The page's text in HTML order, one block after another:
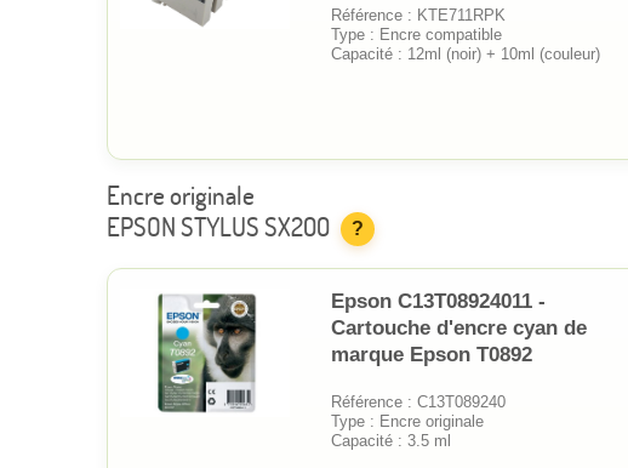
Référence : KTE711RPK
Type : Encre compatible
Capacité : 12ml (noir) + 10ml (couleur)
Encre originale
EPSON STYLUS SX200
?
Epson C13T08924011 -
Cartouche d'encre cyan de
marque Epson T0892
Référence : C13T089240
Type : Encre originale
Capacité : 3.5 ml